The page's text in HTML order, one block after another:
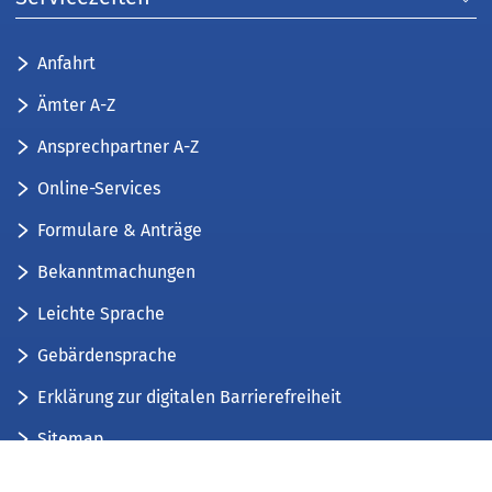
Anfahrt
Ämter A-Z
Ansprechpartner A-Z
Online-Services
Formulare & Anträge
Bekanntmachungen
Leichte Sprache
Gebärdensprache
Erklärung zur digitalen Barrierefreiheit
Sitemap